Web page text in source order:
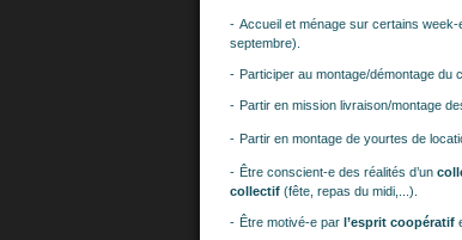
- Accueil et ménage sur certains week-
septembre).
- Participer au montage/démontage du
- Partir en mission livraison/montage
- Partir en montage de yourtes de
- Être conscient-e des réalités d’un
collectif (fête, repas du midi,...).
- Être motivé-e par l’esprit coopératif